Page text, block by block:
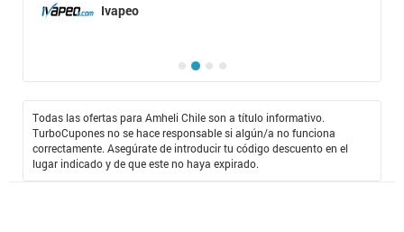
Ivapeo
Todas las ofertas para Amheli Chile son a título informativo.
TurboCupones no se hace responsable si algún/a no funciona
correctamente. Asegúrate de introducir tu código descuento en el
lugar indicado y de que este no haya expirado.